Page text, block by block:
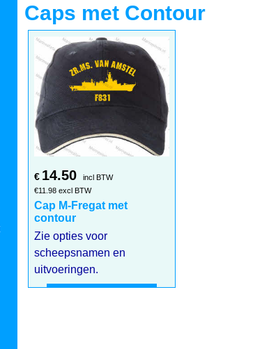
Caps met Contour
€ 14.50
incl BTW
€11.98 excl BTW
Cap M-Fregat met
contour
Zie opties voor
scheepsnamen en
uitvoeringen.